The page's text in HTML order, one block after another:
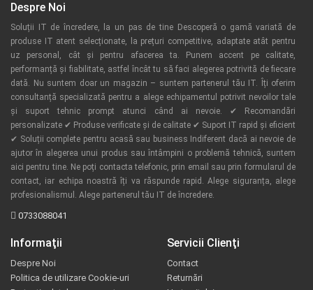
Despre Noi
Soluții IT de încredere, la un pas de tine Descoperă o gamă variată de
produse IT atent selecționate, la prețuri competitive, adaptate atât pentru
uz personal, cât și pentru afacerea ta. Punem accent pe calitate,
performanță și fiabilitate, astfel încât tu să faci alegerea potrivită de fiecare
dată. Nu suntem doar un magazin – suntem partenerul tău IT. Îți oferim
consultanță specializată pentru a alege echipamentul potrivit nevoilor tale
și suport tehnic prompt atunci când ai nevoie. ✔ Recomandări
personalizate ✔ Produse verificate și de calitate ✔ Suport IT rapid și eficient
✔ Soluții complete pentru acasă sau business Indiferent dacă ai nevoie de
ajutor în alegerea unui produs sau întâmpini o problemă tehnică, suntem
aici pentru tine. Ne poți contacta telefonic, prin email sau prin formularul de
contact, iar echipa noastră îți va răspunde rapid. Alege siguranța, alege
profesionalismul. Alege partenerul tău IT de încredere.
0733088041
Informaţii
Despre Noi
Politica de utilizare Cookie-uri
Servicii Clienţi
Contact
Returnări